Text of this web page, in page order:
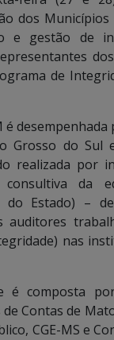
dos
e gestão de
de
desempenhada
Grosso do Sul
realizada por
da
do Estado) –
auditores
nas
é composta
Contas de
CGE-MS e